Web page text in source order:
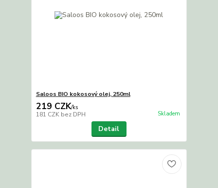
Saloos BIO kokosový olej, 250ml
219 CZK/ks
181 CZK bez DPH Skladem
Detail